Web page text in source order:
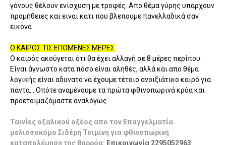
γόνους θέλουν ενίσχυση με τροφές. Απο θέμα γύρης υπάρχουν
προμήθειες και ειναι κατι που βλεπουμε πανελλαδικά σαν
εικόνα
Ο ΚΑΙΡΟΣ ΤΙΣ ΕΠΟΜΕΝΕΣ ΜΕΡΕΣ
Ο καιρός ακούγεται ότι θα έχει αλλαγή σε 8 μέρες περίπου.
Είναι άγνωστο κατα πόσο είναι αληθές, αλλά και απο θέμα
λογικής είναι αδυνατο να έχουμε τέτοιο ανοιξιάτικο καιρό για
πάντα... Οπότε αναμένουμε τα πρώτα φθινοπωρινά κρύα και
προετοιμαζόμαστε αναλόγως
Ταινίες οξαλικού οξέος απο τον Επαγγελματία
μελισσοκόμο Σιδέρη Τσιμίνη για φθινοπωρινή
καταπολέμηση της βαρρόα: Επικοινωνία 2295052963